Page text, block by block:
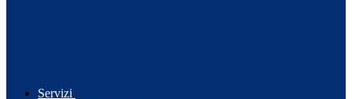
Servizi